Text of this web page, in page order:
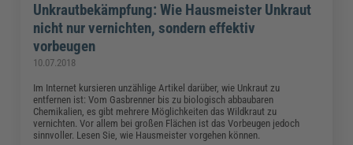
Unkrautbekämpfung: Wie Hausmeister Unkraut
nicht nur vernichten, sondern effektiv
vorbeugen
10.07.2018
Im Internet kursieren unzählige Artikel darüber, wie Unkraut zu
entfernen ist: Vom Gasbrenner bis zu biologisch abbaubaren
Chemikalien, es gibt mehrere Möglichkeiten das Wildkraut zu
vernichten. Vor allem bei großen Flächen ist das Vorbeugen jedoch
sinnvoller. Lesen Sie, wie Hausmeister vorgehen können.